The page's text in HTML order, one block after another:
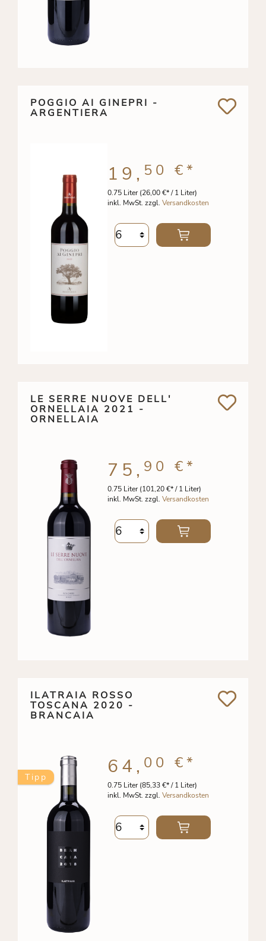
POGGIO AI GINEPRI -
ARGENTIERA
0.75 Liter(26,00 €* / 1 Liter)
inkl. MwSt. zzgl. Versandkosten
19, 50 €*
LE SERRE NUOVE DELL'
ORNELLAIA 2021 -
ORNELLAIA
0.75 Liter(101,20 €* / 1 Liter)
inkl. MwSt. zzgl. Versandkosten
75, 90 €*
ILATRAIA ROSSO
TOSCANA 2020 -
BRANCAIA
Tipp
0.75 Liter(85,33 €* / 1 Liter)
inkl. MwSt. zzgl. Versandkosten
64, 00 €*